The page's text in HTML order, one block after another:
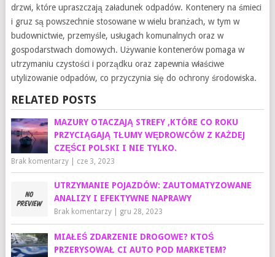
drzwi, które upraszczają załadunek odpadów. Kontenery na śmieci
i gruz są powszechnie stosowane w wielu branżach, w tym w
budownictwie, przemyśle, usługach komunalnych oraz w
gospodarstwach domowych. Używanie kontenerów pomaga w
utrzymaniu czystości i porządku oraz zapewnia właściwe
utylizowanie odpadów, co przyczynia się do ochrony środowiska.
RELATED POSTS
MAZURY OTACZAJĄ STREFY ,KTÓRE CO ROKU
PRZYCIĄGAJĄ TŁUMY WĘDROWCÓW Z KAŻDEJ
CZĘŚCI POLSKI I NIE TYLKO.
Brak komentarzy| cze 3, 2023
UTRZYMANIE POJAZDÓW: ZAUTOMATYZOWANE
ANALIZY I EFEKTYWNE NAPRAWY
Brak komentarzy| gru 28, 2023
MIAŁEŚ ZDARZENIE DROGOWE? KTOŚ
PRZERYSOWAŁ CI AUTO POD MARKETEM?